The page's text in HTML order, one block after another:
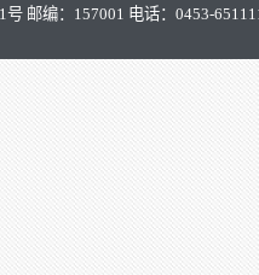
邮编：157001 电话：0453-